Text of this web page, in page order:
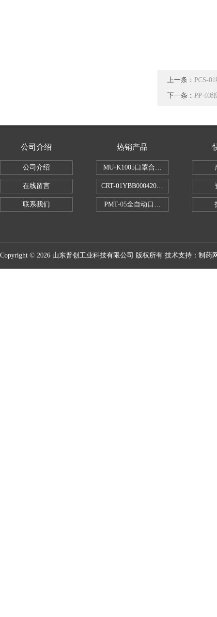
上一条： PCS-
下一条： PP-03
公司介绍
公司介绍
在线留言
联系我们
热销产品
MU-K1005口罩合成血液穿透试验仪
CRT-01YBB00042005数显式安瓿瓶圆
PMT-05全自动口红折断力测试仪
Copyright © 2026 山东普创工业科技有限公司 版权所有 技术支持： 制药